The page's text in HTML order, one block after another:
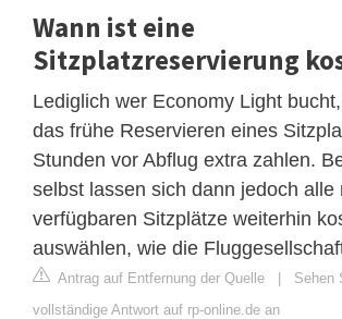
Wann ist eine
Sitzplatzreservierung
Lediglich wer Economy Light
das frühe Reservieren eines
Stunden vor Abflug extra zahlen.
selbst lassen sich dann jedoch alle
verfügbaren Sitzplätze weiterhin
auswählen, wie die
Antrag auf Entfernung der Quelle | Sehen
vollständige Antwort auf rp-online.de an